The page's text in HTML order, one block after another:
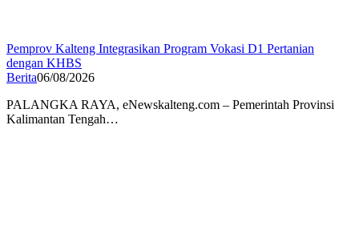
Pemprov Kalteng Integrasikan Program Vokasi D1 Pertanian
dengan KHBS
Berita06/08/2026
PALANGKA RAYA, eNewskalteng.com – Pemerintah Provinsi
Kalimantan Tengah…